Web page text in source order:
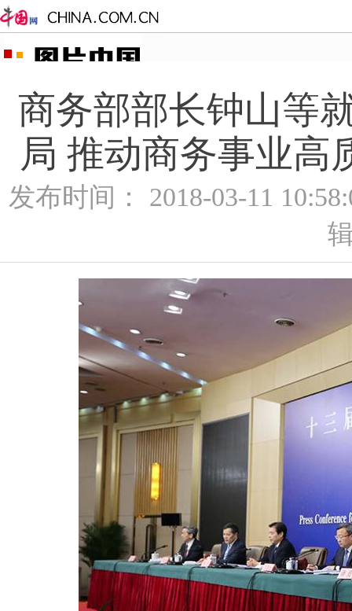
商务部部长钟山等
局 推动商务事业高
发布时间： 2018-03-11